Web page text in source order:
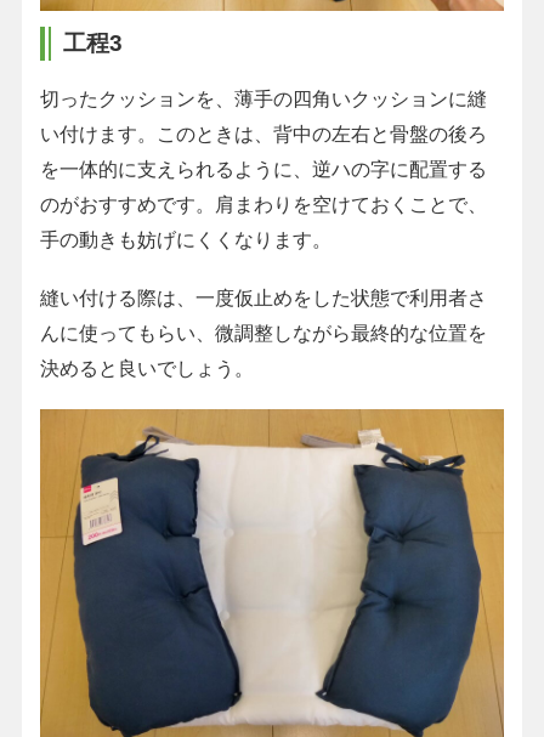
工程3
切ったクッションを、薄手の四角いクッションに縫
い付けます。このときは、背中の左右と骨盤の後ろ
を一体的に支えられるように、逆ハの字に配置する
のがおすすめです。肩まわりを空けておくことで、
手の動きも妨げにくくなります。
縫い付ける際は、一度仮止めをした状態で利用者さ
んに使ってもらい、微調整しながら最終的な位置を
決めると良いでしょう。